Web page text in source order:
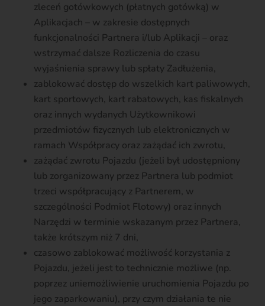
zleceń gotówkowych (płatnych gotówką) w
Aplikacjach – w zakresie dostępnych
funkcjonalności Partnera i/lub Aplikacji – oraz
wstrzymać dalsze Rozliczenia do czasu
wyjaśnienia sprawy lub spłaty Zadłużenia,
zablokować dostęp do wszelkich kart paliwowych,
kart sportowych, kart rabatowych, kas fiskalnych
oraz innych wydanych Użytkownikowi
przedmiotów fizycznych lub elektronicznych w
ramach Współpracy oraz zażądać ich zwrotu,
zażądać zwrotu Pojazdu (jeżeli był udostępniony
lub zorganizowany przez Partnera lub podmiot
trzeci współpracujący z Partnerem, w
szczególności Podmiot Flotowy) oraz innych
Narzędzi w terminie wskazanym przez Partnera,
także krótszym niż 7 dni,
czasowo zablokować możliwość korzystania z
Pojazdu, jeżeli jest to technicznie możliwe (np.
poprzez uniemożliwienie uruchomienia Pojazdu po
jego zaparkowaniu), przy czym działania te nie